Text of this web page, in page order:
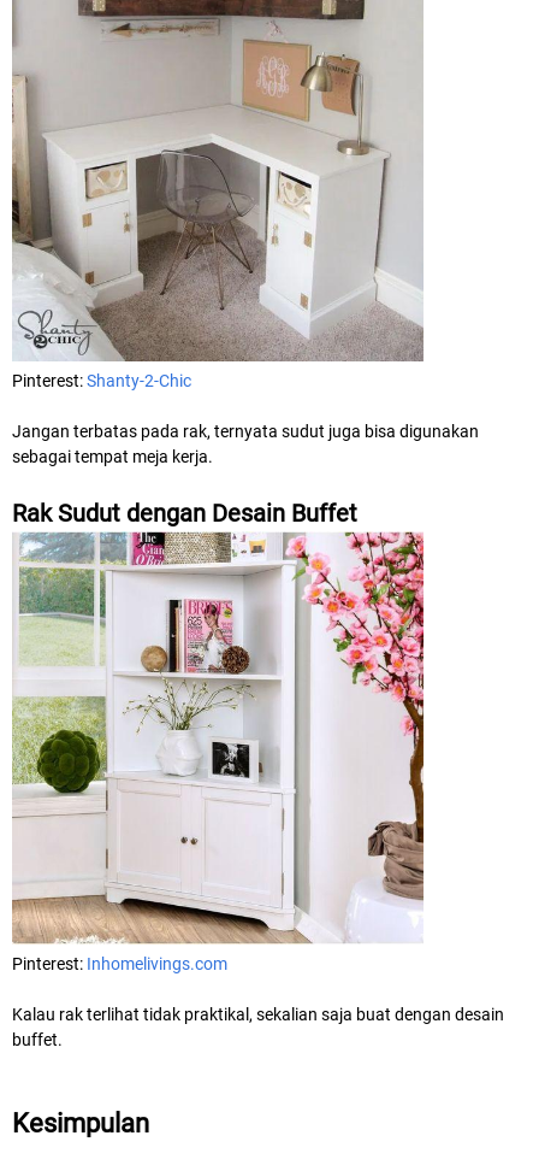
Pinterest:Shanty-2-Chic
Jangan terbatas pada rak, ternyata sudut juga bisa digunakan
sebagai tempat meja kerja.
Rak Sudut dengan Desain Buffet
Pinterest: Inhomelivings.com
Kalau rak terlihat tidak praktikal, sekalian saja buat dengan desain
buffet.
Kesimpulan